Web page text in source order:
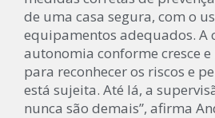
de uma casa segura, com o
equipamentos adequados. A
autonomia conforme cresce
para reconhecer os riscos e
está sujeita. Até lá, a
nunca são demais”, afirma